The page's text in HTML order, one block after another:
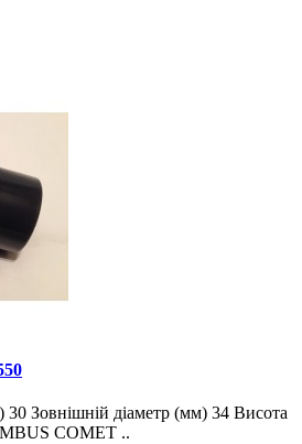
30 Зовнішній діаметр (мм) 34 Висота
COMET ..